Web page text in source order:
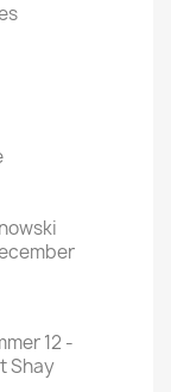
12 -
Shay